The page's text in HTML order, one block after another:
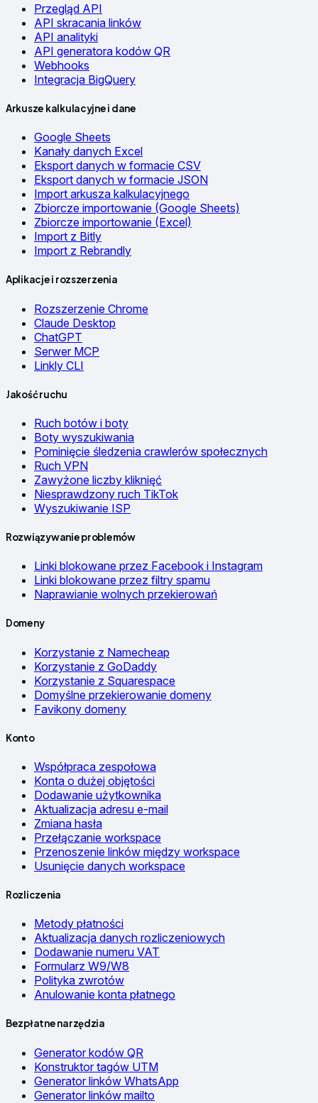
Przegląd API
API skracania linków
API analityki
API generatora kodów QR
Webhooks
Integracja BigQuery
Arkusze kalkulacyjne i dane
Google Sheets
Kanały danych Excel
Eksport danych w formacie CSV
Eksport danych w formacie JSON
Import arkusza kalkulacyjnego
Zbiorcze importowanie (Google Sheets)
Zbiorcze importowanie (Excel)
Import z Bitly
Import z Rebrandly
Aplikacje i rozszerzenia
Rozszerzenie Chrome
Claude Desktop
ChatGPT
Serwer MCP
Linkly CLI
Jakość ruchu
Ruch botów i boty
Boty wyszukiwania
Pominięcie śledzenia crawlerów społecznych
Ruch VPN
Zawyżone liczby kliknięć
Niesprawdzony ruch TikTok
Wyszukiwanie ISP
Rozwiązywanie problemów
Linki blokowane przez Facebook i Instagram
Linki blokowane przez filtry spamu
Naprawianie wolnych przekierowań
Domeny
Korzystanie z Namecheap
Korzystanie z GoDaddy
Korzystanie z Squarespace
Domyślne przekierowanie domeny
Favikony domeny
Konto
Współpraca zespołowa
Konta o dużej objętości
Dodawanie użytkownika
Aktualizacja adresu e-mail
Zmiana hasła
Przełączanie workspace
Przenoszenie linków między workspace
Usunięcie danych workspace
Rozliczenia
Metody płatności
Aktualizacja danych rozliczeniowych
Dodawanie numeru VAT
Formularz W9/W8
Polityka zwrotów
Anulowanie konta płatnego
Bezpłatne narzędzia
Generator kodów QR
Konstruktor tagów UTM
Generator linków WhatsApp
Generator linków mailto